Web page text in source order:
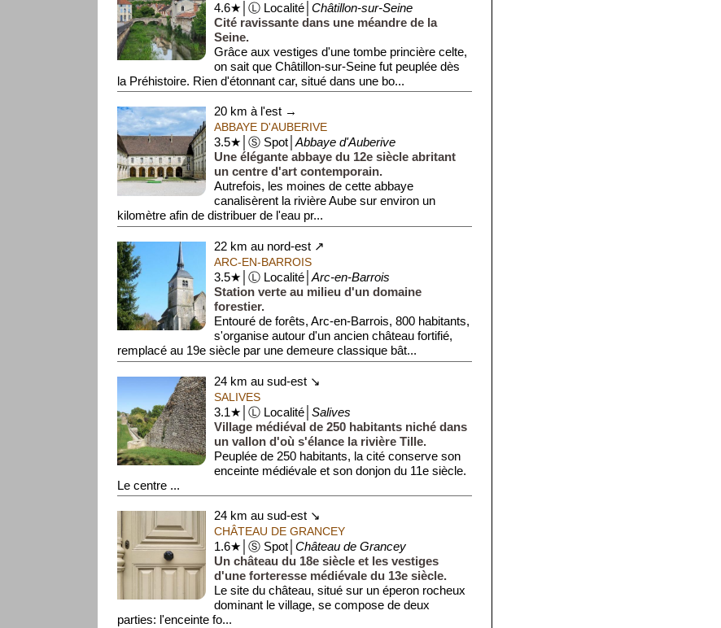
4.6★│Ⓛ Localité│ Châtillon-sur-Seine
Cité ravissante dans une méandre de la
Seine.
Grâce aux vestiges d'une tombe princière celte,
on sait que Châtillon-sur-Seine fut peuplée dès
la Préhistoire. Rien d'étonnant car, situé dans une bo...
20 km à l'est →
ABBAYE D'AUBERIVE
3.5★│Ⓢ Spot│Abbaye d'Auberive
Une élégante abbaye du 12e siècle abritant
un centre d'art contemporain.
Autrefois, les moines de cette abbaye
canalisèrent la rivière Aube sur environ un
kilomètre afin de distribuer de l'eau pr...
22 km au nord-est ↗
ARC-EN-BARROIS
3.5★│Ⓛ Localité│ Arc-en-Barrois
Station verte au milieu d'un domaine
forestier.
Entouré de forêts, Arc-en-Barrois, 800 habitants,
s'organise autour d'un ancien château fortifié,
remplacé au 19e siècle par une demeure classique bât...
24 km au sud-est ↘
SALIVES
3.1★│Ⓛ Localité│ Salives
Village médiéval de 250 habitants niché dans
un vallon d'où s'élance la rivière Tille.
Peuplée de 250 habitants, la cité conserve son
enceinte médiévale et son donjon du 11e siècle.
Le centre ...
24 km au sud-est ↘
CHÂTEAU DE GRANCEY
1.6★│Ⓢ Spot│ Château de Grancey
Un château du 18e siècle et les vestiges
d'une forteresse médiévale du 13e siècle.
Le site du château, situé sur un éperon rocheux
dominant le village, se compose de deux
parties: l'enceinte fo...